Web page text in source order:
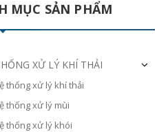
MỤC SẢN PHẨM
XỬ LÝ KHÍ THẢI
thống xử lý khí thải
thống xử lý mùi
thống xử lý khói